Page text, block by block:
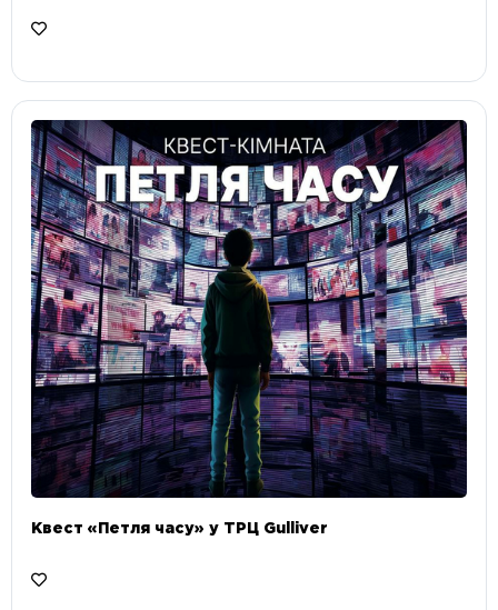
Квест «Петля часу» у ТРЦ Gulliver